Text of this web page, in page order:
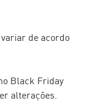
de acordo
Black Friday
alterações.